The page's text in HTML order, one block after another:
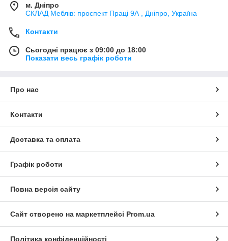
м. Дніпро
СКЛАД Меблів: проспект Праці 9А , Дніпро, Україна
Контакти
Сьогодні працює з 09:00 до 18:00
Показати весь графік роботи
Про нас
Контакти
Доставка та оплата
Графік роботи
Повна версія сайту
Сайт створено на маркетплейсі Prom.ua
Політика конфіденційності